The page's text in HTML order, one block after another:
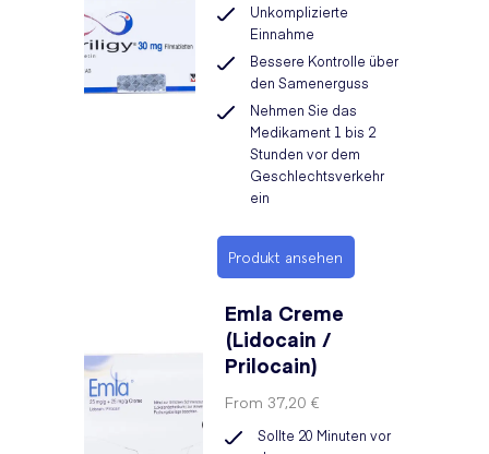
Unkomplizierte
Einnahme
Bessere Kontrolle über
den Samenerguss
Nehmen Sie das
Medikament 1 bis 2
Stunden vor dem
Geschlechtsverkehr
ein
Produkt ansehen
Emla Creme
(Lidocain /
Prilocain)
From 37,20 €
Sollte 20 Minuten vor